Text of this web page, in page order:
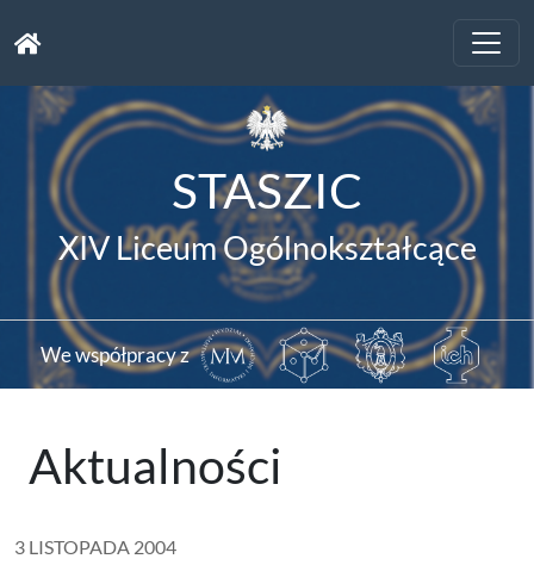
Toggle
STASZIC
XIV Liceum Ogólnokształcące
We współpracy z
Aktualności
3 LISTOPADA 2004